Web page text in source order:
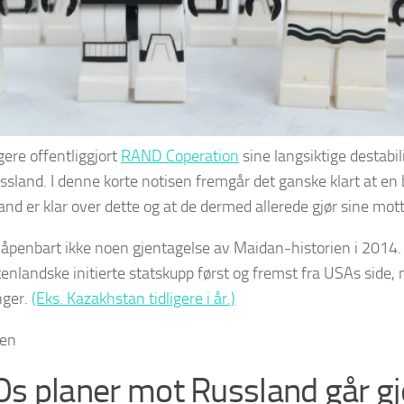
offentliggjort RAND Coperation sine langsiktige
I denne korte notisen fremgår det ganske klart at en
er klar over dette og at de dermed allerede gjør sine
ikke noen gjentagelse av Maidan-historien i
initierte statskupp først og fremst fra USAs side,
(Eks. Kazakhstan tidligere i år.)
planer mot Russland går